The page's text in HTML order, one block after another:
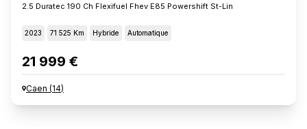
2.5 Duratec 190 Ch Flexifuel Fhev E85 Powershift St-Lin
2023 71 525 Km Hybride Automatique
21 999 €
Caen (14)